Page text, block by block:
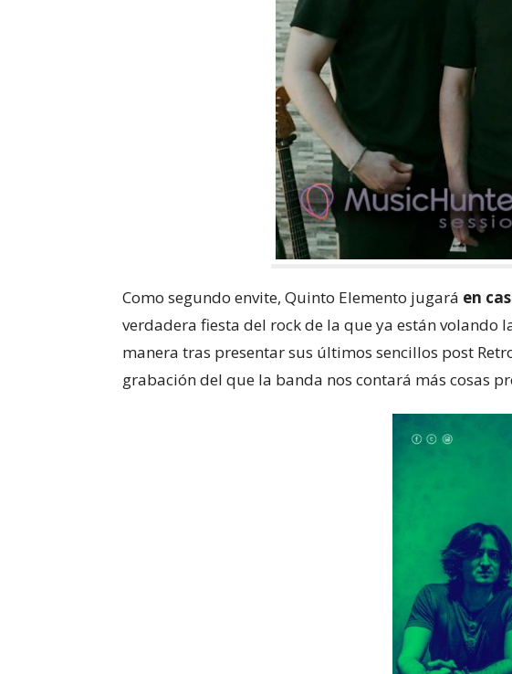
Como segundo envite, Quinto Elemento jugará en
verdadera fiesta del rock de la que ya están volando
manera tras presentar sus últimos sencillos post
grabación del que la banda nos contará más cosas